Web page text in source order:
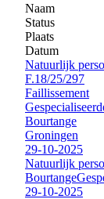
Naam
Status
Plaats
Datum
Natuurlijk
F.18/25/297
Faillissement
Bourtange
Groningen
29-10-2025
Natuurlijk
Bourtange
29-10-2025